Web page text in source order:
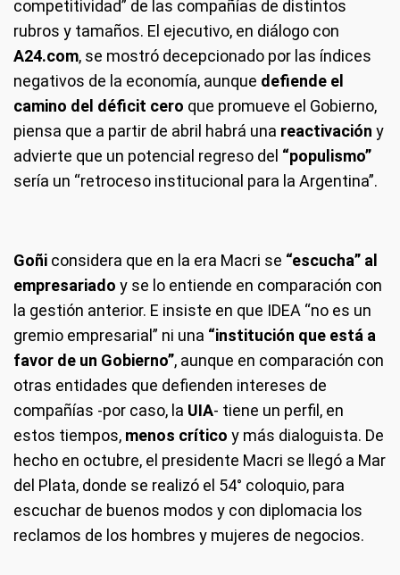
competitividad” de las compañías de distintos
rubros y tamaños. El ejecutivo, en diálogo con
A24.com, se mostró decepcionado por las índices
negativos de la economía, aunque defiende el
camino del déficit cero que promueve el Gobierno,
piensa que a partir de abril habrá una reactivación y
advierte que un potencial regreso del “populismo”
sería un “retroceso institucional para la Argentina”.
Goñi considera que en la era Macri se “escucha” al
empresariado y se lo entiende en comparación con
la gestión anterior. E insiste en que IDEA “no es un
gremio empresarial” ni una “institución que está a
favor de un Gobierno”, aunque en comparación con
otras entidades que defienden intereses de
compañías -por caso, la UIA- tiene un perfil, en
estos tiempos, menos crítico y más dialoguista. De
hecho en octubre, el presidente Macri se llegó a Mar
del Plata, donde se realizó el 54° coloquio, para
escuchar de buenos modos y con diplomacia los
reclamos de los hombres y mujeres de negocios.